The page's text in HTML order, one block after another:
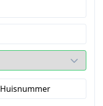
Huisnummer